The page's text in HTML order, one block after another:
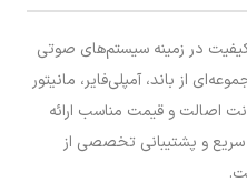
در زمینه سیستم‌های صوتی
از باند، آمپلی‌فایر، مانیتور
اصالت و قیمت مناسب ارائه
و پشتیبانی تخصصی از